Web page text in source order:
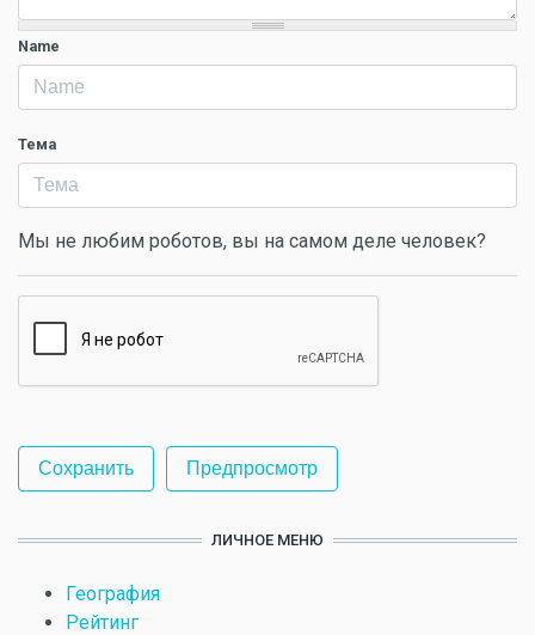
Name
Тема
Мы не любим роботов, вы на самом деле человек?
ЛИЧНОЕ МЕНЮ
География
Рейтинг